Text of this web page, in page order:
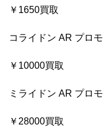
￥1650買取
コライドン AR プロモ
￥10000買取
ミライドン AR プロモ
￥28000買取